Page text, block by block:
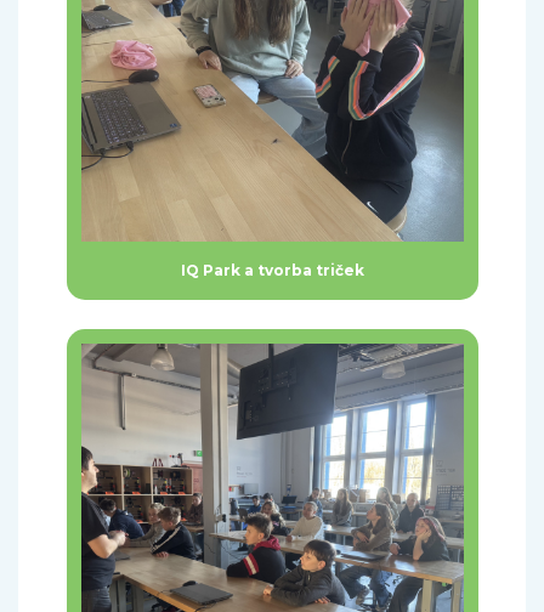
IQ Park a tvorba triček